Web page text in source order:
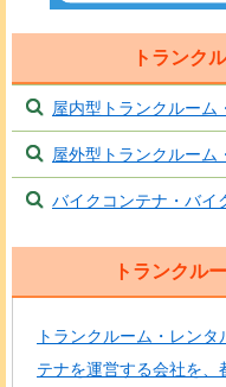
トランク
屋内型トランクルーム
屋外型トランクルーム
バイクコンテナ・バイ
トランクル
トランクルーム・レン
テナを運営する会社を、